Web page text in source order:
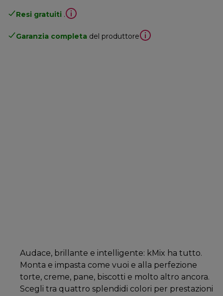
Resi gratuiti .
Garanzia completa del produttore
Audace, brillante e intelligente: kMix ha tutto.
Monta e impasta come vuoi e alla perfezione
torte, creme, pane, biscotti e molto altro ancora.
Scegli tra quattro splendidi colori per prestazioni